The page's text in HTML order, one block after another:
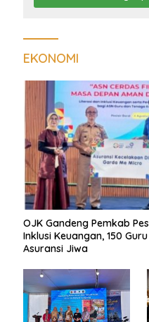
EKONOMI
OJK Gandeng Pemkab
Inklusi Keuangan, 150
Asuransi Jiwa